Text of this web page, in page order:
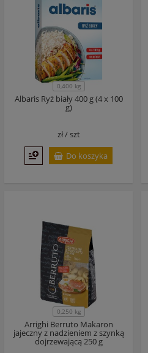
0,400 kg
Albaris Ryż biały 400 g (4 x 100
g)
zł /szt
Do koszyka
0,250 kg
Arrighi Berruto Makaron
jajeczny z nadzieniem z szynką
dojrzewającą 250 g